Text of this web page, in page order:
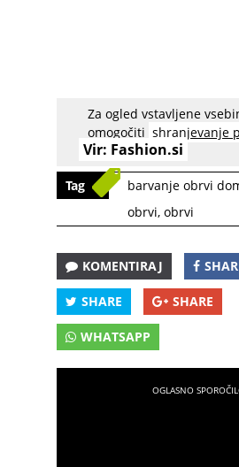
Za ogled vstavljene
omogočiti shranjevanje
napravi
Vir: Fashion.si
Tag barvanje obrvi
obrvi, obrvi
KOMENTIRAJ
SHARE SHARE
WHATSAPP